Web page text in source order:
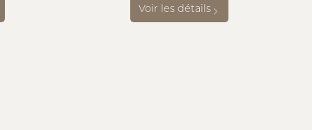
Voir les détails